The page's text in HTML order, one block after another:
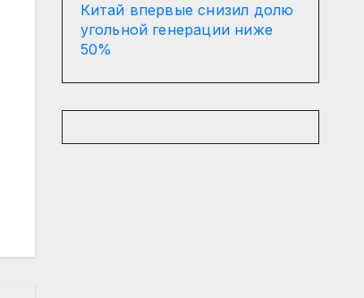
Китай впервые снизил долю
угольной генерации ниже
50%